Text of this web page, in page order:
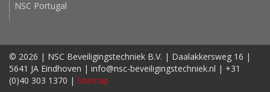
NSC Portugal
© 2026 | NSC Beveiligingstechniek B.V. | Daalakkersweg 16 |
5641 JA Eindhoven | info@nsc-beveiligingstechniek.nl | +31
(0)40 303 1370 | Sitemap